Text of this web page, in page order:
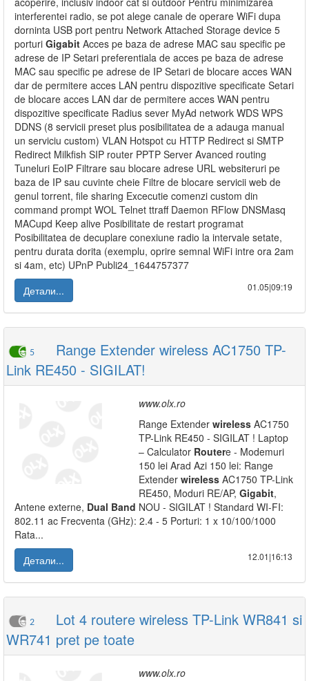
interferentei radio, se pot alege canale de operare WiFi dupa
dorninta USB port pentru Network Attached Storage device 5
porturi Gigabit Acces pe baza de adrese MAC sau specific pe
adrese de IP Setari preferentiala de acces pe baza de adrese
MAC sau specific pe adrese de IP Setari de blocare acces WAN
dar de permitere acces LAN pentru dispozitive specificate Setari
de blocare acces LAN dar de permitere acces WAN pentru
dispozitive specificate Radius sever MyAd network WDS WPS
DDNS (8 servicii preset plus posibilitatea de a adauga manual
un serviciu custom) VLAN Hotspot cu HTTP Redirect si SMTP
Redirect Milkfish SIP router PPTP Server Avanced routing
Tuneluri EoIP Filtrare sau blocare adrese URL websiteruri pe
baza de IP sau cuvinte cheie Filtre de blocare servicii web de
genul torrent, file sharing Excecutie comenzi custom din
command prompt WOL Telnet ttraff Daemon RFlow DNSMasq
MACupd Keep alive Posibilitate de restart programat
Posibilitatea de decuplare conexiune radio la intervale setate,
pentru durata dorita (exemplu, oprire semnal WiFi intre ora 2am
si 4am, etc) UPnP Publi24_1644757377
Детали...
01.05|09:19
5
Range Extender wireless AC1750 TP-
Link RE450 - SIGILAT!
www.olx.ro
Range Extender wireless AC1750
TP-Link RE450 - SIGILAT ! Laptop
– Calculator Routere - Modemuri
150 lei Arad Azi 150 lei: Range
Extender wireless AC1750 TP-Link
RE450, Moduri RE/AP, Gigabit,
Antene externe, Dual Band NOU - SIGILAT ! Standard WI-FI:
802.11 ac Frecventa (GHz): 2.4 - 5 Porturi: 1 x 10/100/1000
Rata...
Детали...
12.01|16:13
2
Lot 4 routere wireless TP-Link WR841 si
WR741 pret pe toate
www.olx.ro